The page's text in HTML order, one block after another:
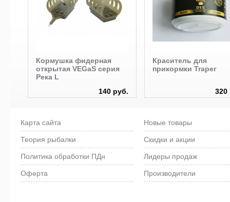
Кормушка фидерная
открытая VEGaS серия
Река L
140 руб.
Краситель для
прикормки Traper
320
Карта сайта
Теория рыбалки
Политика обработки ПДн
Оферта
Новые товары
Скидки и акции
Лидеры продаж
Производители